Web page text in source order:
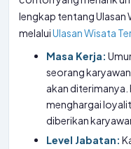
lengkap tentang Ulasan
melaluiUlasan Wisata
Masa Kerja:
seorang
akan diterimanya.
menghargai
diberikan
Level Jabatan: